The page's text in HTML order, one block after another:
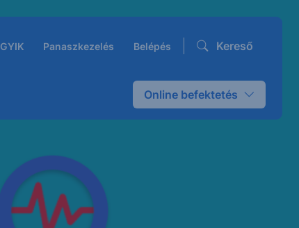
GYIK Panaszkezelés Belépés Kereső
Online befektetés